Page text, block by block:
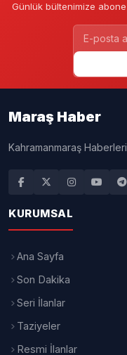
Günlük bültenimize
Maraş Haber
Kahramanmaraş Haberleri
KURUMSAL
Ana Sayfa
Son Dakika
Seri İlanlar
Taziyeler
Resmi İlanlar